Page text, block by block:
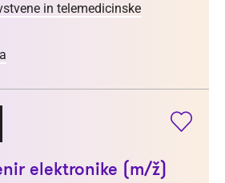
in telemedicinske
elektronike (m/ž)